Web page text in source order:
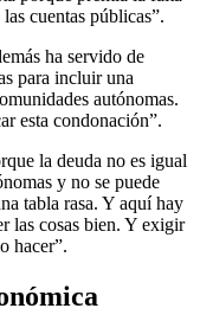
cuentas públicas”.
ha servido de
para incluir una
autónomas.
esta condonación”.
la deuda no es igual
y no se puede
tabla rasa. Y aquí hay
las cosas bien. Y exigir
hacer”.